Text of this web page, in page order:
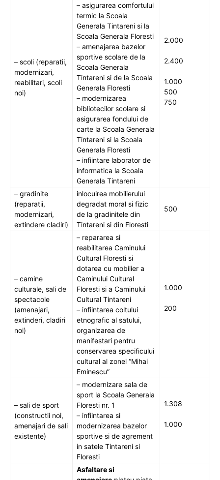
– scoli (reparatii,
modernizari,
reabilitari, scoli
noi)
– asigurarea comfortului
termic la Scoala
Generala Tintareni si la
Scoala Generala Floresti
– amenajarea bazelor
sportive scolare de la
Scoala Generala
Tintareni si de la Scoala
Generala Floresti
– modernizarea
bibliotecilor scolare si
asigurarea fondului de
carte la Scoala Generala
Tintareni si la Scoala
Generala Floresti
– infiintare laborator de
informatica la Scoala
Generala Tintareni
2.000
2.400
1.000
500
750
– gradinite
(reparatii,
modernizari,
extindere cladiri)
inlocuirea mobilierului
degradat moral si fizic
de la gradinitele din
Tintareni si din Floresti
500
– camine
culturale, sali de
spectacole
(amenajari,
extinderi, cladiri
noi)
– repararea si
reabilitarea Caminului
Cultural Floresti si
dotarea cu mobilier a
Caminului Cultural
Floresti si a Caminului
Cultural Tintareni
– infiintarea coltului
etnografic al satului,
organizarea de
manifestari pentru
conservarea specificului
cultural al zonei “Mihai
Eminescu”
1.000
200
– sali de sport
(constructii noi,
amenajari de sali
existente)
– modernizare sala de
sport la Scoala Generala
Floresti nr. 1
– infiintarea si
modernizarea bazelor
sportive si de agrement
in satele Tintareni si
Floresti
1.308
1.000
Asfaltare si